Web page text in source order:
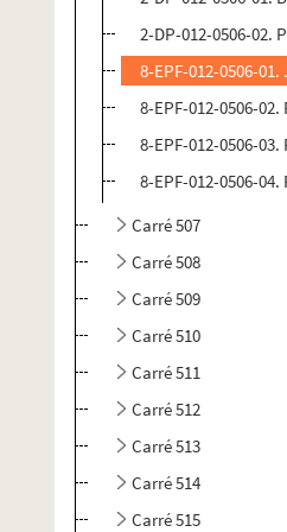
2-DP-012-0506-02.
8-EPF-012-0506-
8-EPF-012-0506-
8-EPF-012-0506-
8-EPF-012-0506-
Carré 507
Carré 508
Carré 509
Carré 510
Carré 511
Carré 512
Carré 513
Carré 514
Carré 515